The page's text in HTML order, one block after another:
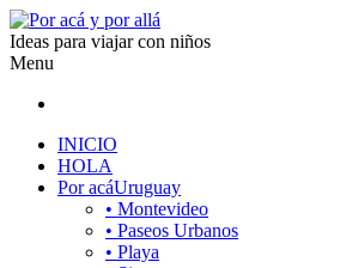
Ideas para viajar con niños
Menu
INICIO
HOLA
Por acáUruguay
• Montevideo
• Paseos Urbanos
• Playa